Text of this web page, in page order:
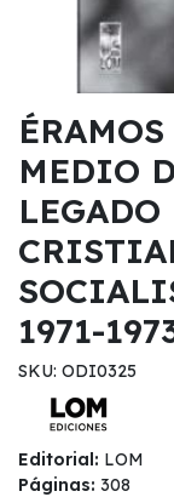
MEDIO
LEGADO
1971-
SKU: ODI0325
Editorial: LOM
Páginas: 308